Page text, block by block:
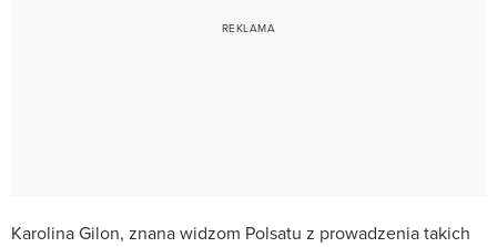
Karolina Gilon, znana widzom Polsatu z prowadzenia takich